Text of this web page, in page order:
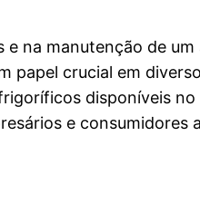
na manutenção de
papel crucial em
disponíveis
e consumidores